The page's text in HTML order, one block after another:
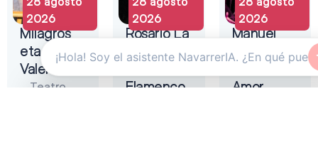
2026
Milagros
eta
Valentina
Teatro
2026
Rosario La
Tremendita
Flamenco
2026
Manuel
Liñán –
Muerta de
Amor